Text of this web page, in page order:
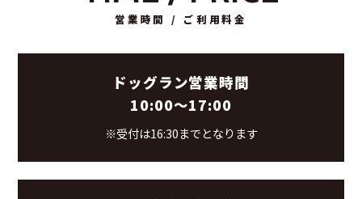
営業時間 / ご利用料金
ドッグラン営業時間
10:00～17:00
※受付は16:30までとなります